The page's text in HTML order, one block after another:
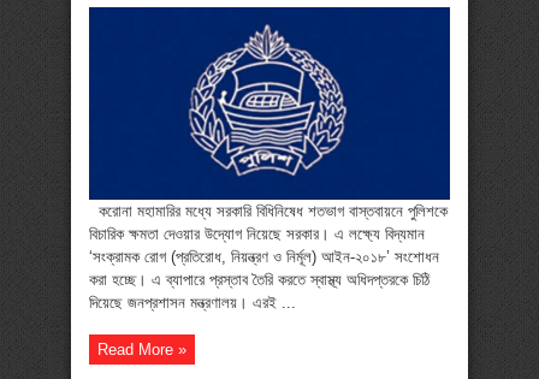
ক্ষমতা
দেওয়ার
প্রস্তাব
সংবিধানের
সঙ্গে
সাংঘর্ষিক
করোনা মহামারির মধ্যে সরকারি বিধিনিষেধ শতভাগ বাস্তবায়নে পুলিশকে
বিচারিক ক্ষমতা দেওয়ার উদ্যোগ নিয়েছে সরকার। এ লক্ষ্যে বিদ্যমান
‘সংক্রামক রোগ (প্রতিরোধ, নিয়ন্ত্রণ ও নির্মূল) আইন-২০১৮’ সংশোধন
করা হচ্ছে। এ ব্যাপারে প্রস্তাব তৈরি করতে স্বাস্থ্য অধিদপ্তরকে চিঠি
দিয়েছে জনপ্রশাসন মন্ত্রণালয়। এরই ...
Read More »